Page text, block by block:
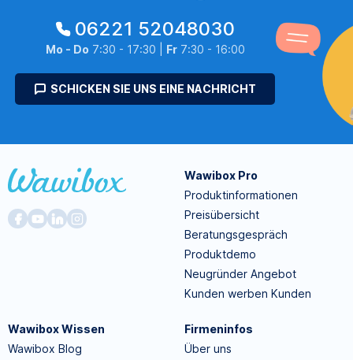
06221 52048030
Mo - Do 7:30 - 17:30 | Fr7:30 - 16:00
SCHICKEN SIE UNS EINE NACHRICHT
Wawibox Pro
Produktinformationen
Preisübersicht
Beratungsgespräch
Produktdemo
Neugründer Angebot
Kunden werben Kunden
Wawibox Wissen
Wawibox Blog
Firmeninfos
Über uns